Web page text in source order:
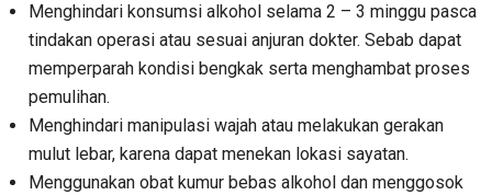
Menghindari konsumsi alkohol selama 2 – 3 minggu pasca
tindakan operasi atau sesuai anjuran dokter. Sebab dapat
memperparah kondisi bengkak serta menghambat proses
pemulihan.
Menghindari manipulasi wajah atau melakukan gerakan
mulut lebar, karena dapat menekan lokasi sayatan.
Menggunakan obat kumur bebas alkohol dan menggosok